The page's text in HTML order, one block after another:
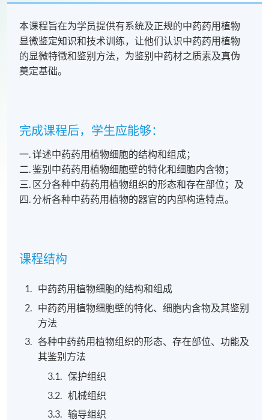
本课程旨在为学员提供有系统及正规的中药药用植物
显微鉴定知识和技术训练，让他们认识中药药用植物
的显微特徵和鉴别方法，为鉴别中药材之质素及真伪
奠定基础。
完成课程后，学生应能够：
一. 详述中药药用植物细胞的结构和组成；
二. 鉴别中药药用植物细胞壁的特化和细胞内含物；
三. 区分各种中药药用植物组织的形态和存在部位；及
四. 分析各种中药药用植物的器官的内部构造特点。
课程结构
中药药用植物细胞的结构和组成
中药药用植物细胞壁的特化、细胞内含物及其鉴别
方法
各种中药药用植物组织的形态、存在部位、功能及
其鉴别方法
保护组织
机械组织
输导组织